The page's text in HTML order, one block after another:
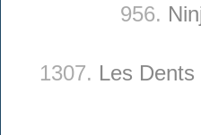
956.
1307. Les